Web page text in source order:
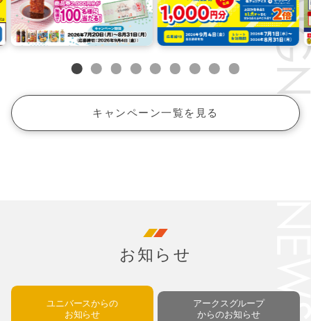
キャンペーン一覧を見る
お知らせ
ユニバースからの
お知らせ
アークスグループ
からのお知らせ